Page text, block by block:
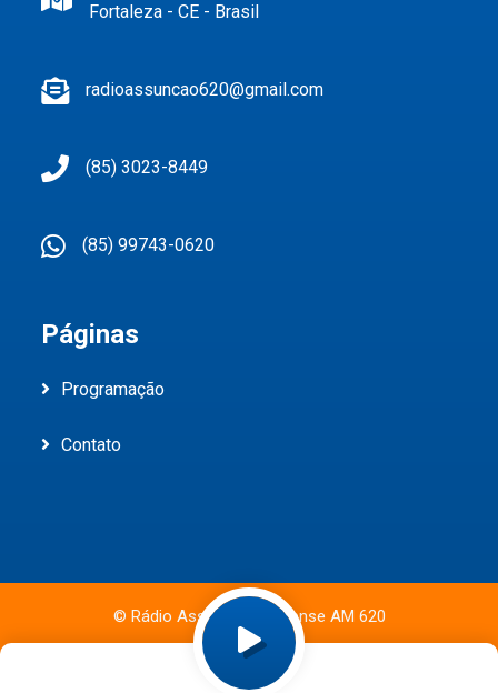
Fortaleza - CE - Brasil
radioassuncao620@gmail.com
(85) 3023-8449
(85) 99743-0620
Páginas
Programação
Contato
© Rádio Assunção Cearense AM 620